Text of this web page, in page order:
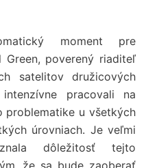
moment pre
Green, poverený riaditeľ
satelitov družicových
pracovali na
problematike u všetkých
úrovniach. Je veľmi
dôležitosť tejto